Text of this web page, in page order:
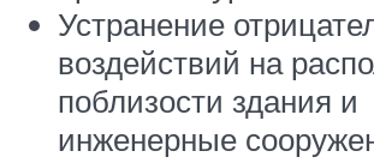
Устранение
воздействий на
поблизости здания и
инженерные